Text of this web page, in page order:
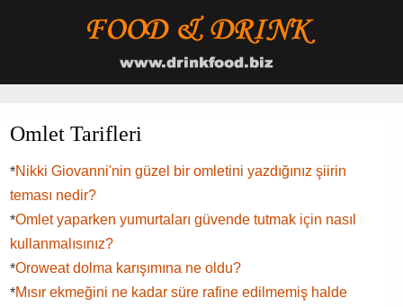
Omlet Tarifleri
*Nikki Giovanni'nin güzel bir omletini yazdığınız şiirin
teması nedir?
*Omlet yaparken yumurtaları güvende tutmak için nasıl
kullanmalısınız?
*Oroweat dolma karışımına ne oldu?
*Mısır ekmeğini ne kadar süre rafine edilmemiş halde